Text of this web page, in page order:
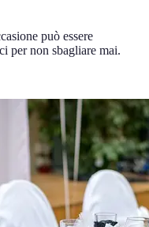
può essere
per non sbagliare mai.